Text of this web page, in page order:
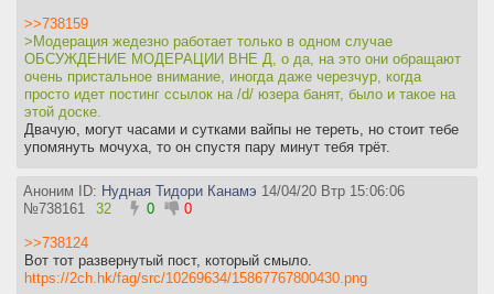
>>738159
>Модерация жедезно работает только в одном случае
ОБСУЖДЕНИЕ МОДЕРАЦИИ ВНЕ Д, о да, на это они обращают
очень пристальное внимание, иногда даже черезчур, когда
просто идет постинг ссылок на /d/ юзера банят, было и такое на
этой доске.
Двачую, могут часами и сутками вайпы не тереть, но стоит тебе
упомянуть мочуха, то он спустя пару минут тебя трёт.
Аноним ID: Нудная Тидори Канамэ 14/04/20 Втр 15:06:06
№738161 32 0 0
>>738124
Вот тот развернутый пост, который смыло.
https://2ch.hk/fag/src/10269634/15867767800430.png